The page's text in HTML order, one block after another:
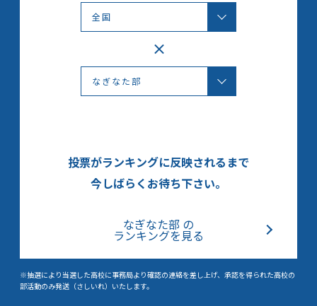
投票がランキングに反映されるまで
今しばらくお待ち下さい。
なぎなた部 の
ランキングを見る
※抽選により当選した高校に事務局より確認の連絡を差し上げ、承認を得られた高校の
部活動のみ発送（さしいれ）いたします。